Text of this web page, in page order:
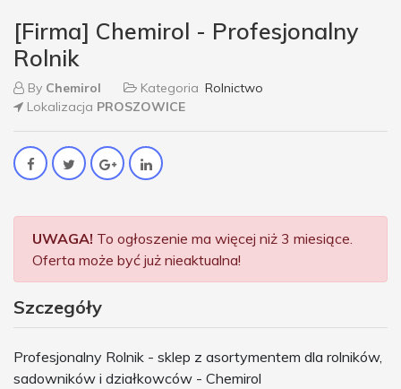
[Firma] Chemirol - Profesjonalny
Rolnik
By Chemirol Kategoria Rolnictwo
Lokalizacja PROSZOWICE
UWAGA! To ogłoszenie ma więcej niż 3 miesiące.
Oferta może być już nieaktualna!
Szczegóły
Profesjonalny Rolnik - sklep z asortymentem dla rolników,
sadowników i działkowców - Chemirol